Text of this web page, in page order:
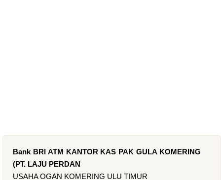
Bank BRI ATM KANTOR KAS PAK GULA KOMERING
(PT. LAJU PERDAN
USAHA OGAN KOMERING ULU TIMUR